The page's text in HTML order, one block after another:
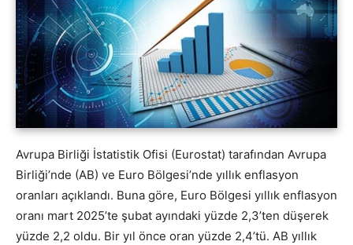
Avrupa Birliği İstatistik Ofisi (Eurostat) tarafından Avrupa
Birliği’nde (AB) ve Euro Bölgesi’nde yıllık enflasyon
oranları açıklandı. Buna göre, Euro Bölgesi yıllık enflasyon
oranı mart 2025’te şubat ayındaki yüzde 2,3’ten düşerek
yüzde 2,2 oldu. Bir yıl önce oran yüzde 2,4’tü. AB yıllık